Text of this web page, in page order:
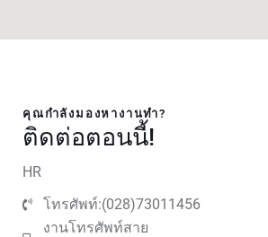
คุณกำลังมองหางานทำ?
ติดต่อตอนนี้!
HR
โทรศัพท์:(028)73011456
งานโทรศัพท์สาย